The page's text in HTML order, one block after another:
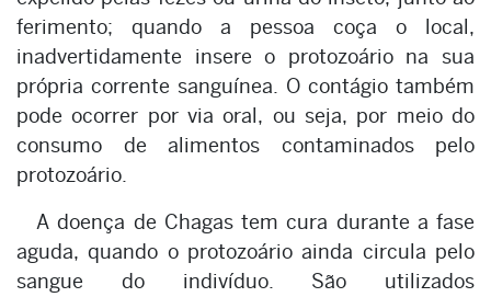
ferimento; quando a pessoa coça o local,
inadvertidamente insere o protozoário na sua
própria corrente sanguínea. O contágio também
pode ocorrer por via oral, ou seja, por meio do
consumo de alimentos contaminados pelo
protozoário.
A doença de Chagas tem cura durante a fase
aguda, quando o protozoário ainda circula pelo
sangue do indivíduo. São utilizados